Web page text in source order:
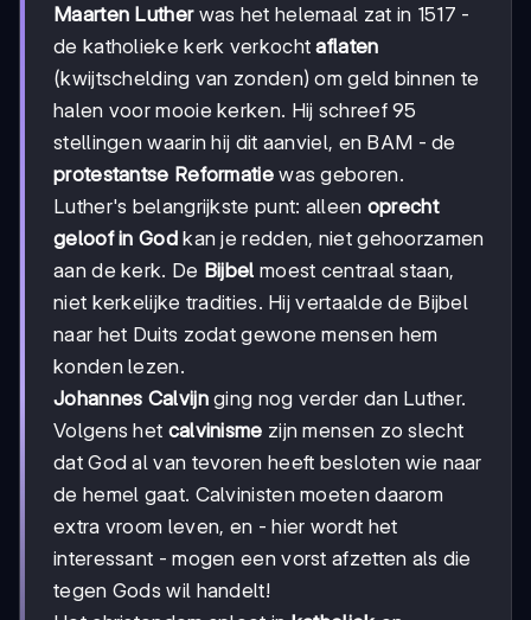
Maarten Lutherwas het helemaal zat in 1517 -
de katholieke kerk verkochtaflaten
(kwijtschelding van zonden) om geld binnen te
halen voor mooie kerken. Hij schreef 95
stellingen waarin hij dit aanviel, en BAM - de
protestantse Reformatiewas geboren.
Luther's belangrijkste punt: alleen oprecht
geloof in Godkan je redden, niet gehoorzamen
aan de kerk. De Bijbel moest centraal staan,
niet kerkelijke tradities. Hij vertaalde de Bijbel
naar het Duits zodat gewone mensen hem
konden lezen.
Johannes Calvijnging nog verder dan Luther.
Volgens het calvinisme zijn mensen zo slecht
dat God al van tevoren heeft besloten wie naar
de hemel gaat. Calvinisten moeten daarom
extra vroom leven, en - hier wordt het
interessant - mogen een vorst afzetten als die
tegen Gods wil handelt!